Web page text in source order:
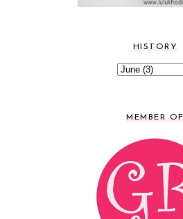
HISTORY
MEMBER OF